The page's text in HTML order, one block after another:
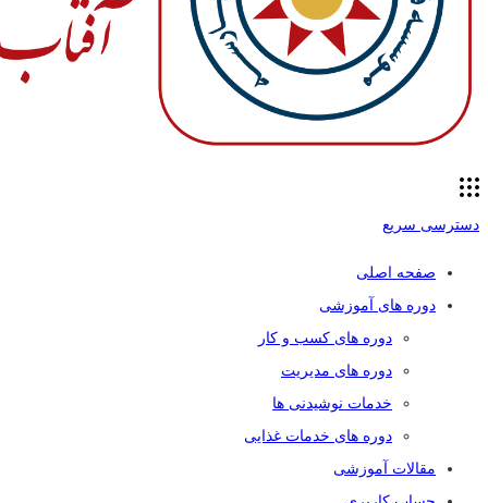
دسترسی سریع
صفحه اصلی
دوره های آموزشی
دوره های کسب و کار
دوره های مدیریت
خدمات نوشیدنی ها
دوره های خدمات غذایی
مقالات آموزشی